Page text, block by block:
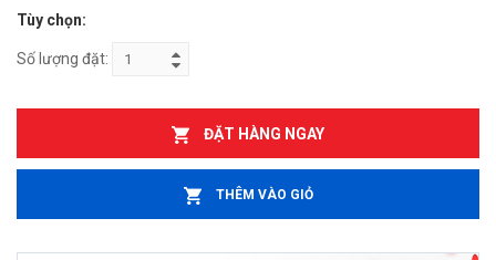
Tùy chọn:
Số lượng đặt:
ĐẶT HÀNG NGAY
THÊM VÀO GIỎ